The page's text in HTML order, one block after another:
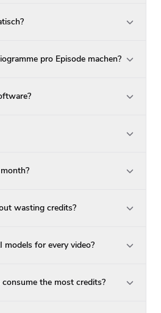
pro Episode machen?
wasting credits?
models for every video?
the most credits?